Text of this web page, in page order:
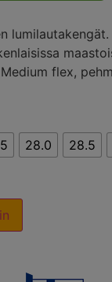
flex,
28.0 28.5